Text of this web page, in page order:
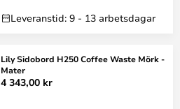
Leveranstid: 9 - 13 arbetsdagar
Lily Sidobord H250 Coffee Waste Mörk -
Mater
4 343,00 kr